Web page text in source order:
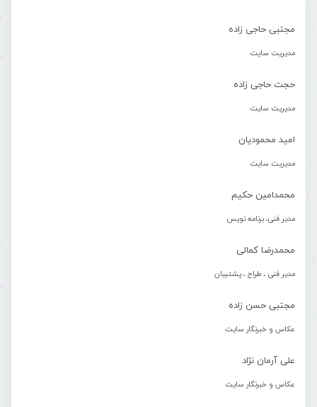
مجتبی حاجی زاده
مدیریت سایت
حجت حاجی زاده
مدیریت سایت
امید محمودیان
مدیریت سایت
محمدامین حکیم
مدیر فنی، برنامه نویس
محمدرضا کمالی
مدیر فنی ، طراح ، پشتیبان
مجتبی حسن زاده
عکاس و خبرنگار سایت
علی آرمان نژاد
عکاس و خبرنگار سایت